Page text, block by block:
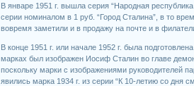
В январе 1951 г. вышла серия “Народная
серии номиналом в 1 руб. “Город Сталина”, в то
вовремя заметили и в продажу на почте и в
В конце 1951 г. или начале 1952 г. была
марках был изображен Иосиф Сталин во главе
поскольку марки с изображениями руководителей
явились марка 1934 г. из серии “К 10-летию со дня